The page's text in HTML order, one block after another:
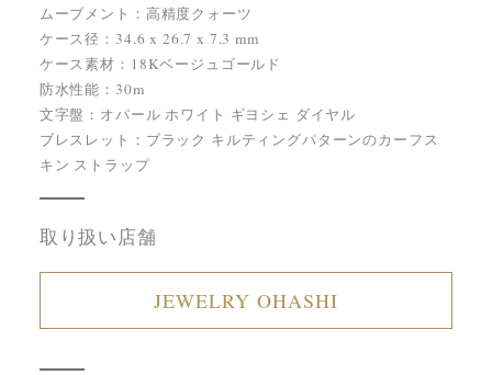
ムーブメント：高精度クォーツ
ケース径：34.6 x 26.7 x 7.3 mm
ケース素材：18Kベージュゴールド
防水性能：30m
文字盤：オパール ホワイト ギヨシェ ダイヤル
ブレスレット：ブラック キルティングパターンのカーフス
キン ストラップ
取り扱い店舗
JEWELRY OHASHI